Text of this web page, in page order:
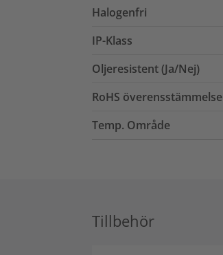
Halogenfri
IP-Klass
Oljeresistent (Ja/Nej)
RoHS överensstämmelse
Temp. Område
Tillbehör